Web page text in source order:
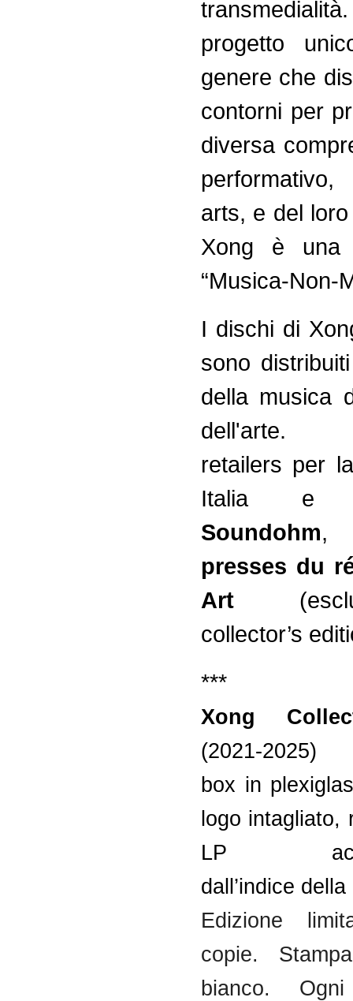
progetto
genere che
contorni per
diversa
arts, e del
Xong è una
“Musica-Non-
I dischi di
sono
della musica
dell'arte.
retailers per
Italia e
Soundohm
presses du
Art
collector’s
***
Xong
(2021-2025)
box in
logo intagliato,
LP
dall’indice
Edizione
copie.
bianco.